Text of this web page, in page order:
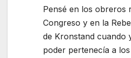
Pensé en los obreros
Congreso y en la
de Kronstand cuando
poder pertenecía a